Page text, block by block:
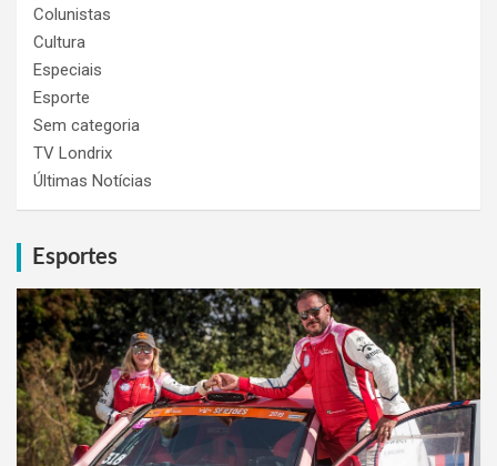
Colunistas
Cultura
Especiais
Esporte
Sem categoria
TV Londrix
Últimas Notícias
Esportes